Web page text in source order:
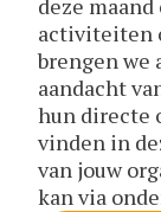
deze
activiteiten
brengen we
aandacht
hun directe
vinden in
van jouw
kan via